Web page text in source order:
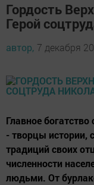
Гордость
Герой
автор, 7 декабря
Главное
- творцы истории,
традиций своих
численности
людьми. От